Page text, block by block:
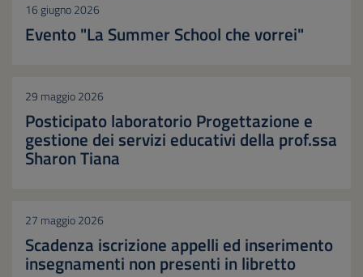
16 giugno 2026
Evento "La Summer School che vorrei"
29 maggio 2026
Posticipato laboratorio Progettazione e
gestione dei servizi educativi della prof.ssa
Sharon Tiana
27 maggio 2026
Scadenza iscrizione appelli ed inserimento
insegnamenti non presenti in libretto